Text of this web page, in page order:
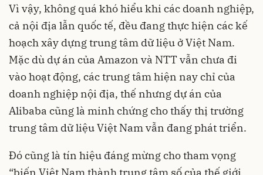
Vì vậy, không quá khó hiểu khi các doanh nghiệp,
cả nội địa lẫn quốc tế, đều đang thực hiện các kế
hoạch xây dựng trung tâm dữ liệu ở Việt Nam.
Mặc dù dự án của Amazon và NTT vẫn chưa đi
vào hoạt động, các trung tâm hiện nay chỉ của
doanh nghiệp nội địa, thế nhưng dự án của
Alibaba cũng là minh chứng cho thấy thị trường
trung tâm dữ liệu Việt Nam vẫn đang phát triển.
Đó cũng là tín hiệu đáng mừng cho tham vọng
“biến Việt Nam thành trung tâm số của thế giới